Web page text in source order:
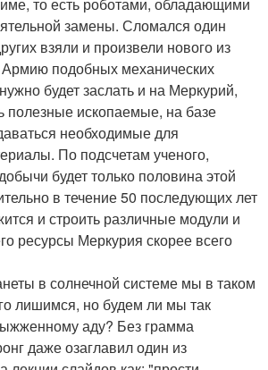
замены. Сломался один
взяли и произвели нового из
Армию подобных механических
будет заслать и на Меркурий,
полезные ископаемые, на базе
необходимые для
По подсчетам ученого,
будет только половина этой
в течение 50 последующих лет
и строить различные модули и
ресурсы Меркурия скорее всего
в солнечной системе мы в таком
лишимся, но будем ли мы так
аду? Без грамма
даже озаглавил один из